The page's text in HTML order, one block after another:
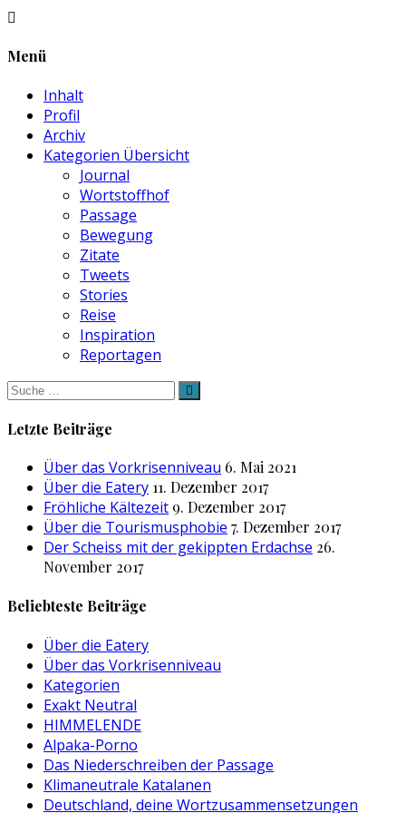
Menü
Inhalt
Profil
Archiv
Kategorien Übersicht
Journal
Wortstoffhof
Passage
Bewegung
Zitate
Tweets
Stories
Reise
Inspiration
Reportagen
Suche
nach:
Letzte Beiträge
Über das Vorkrisenniveau 6. Mai 2021
Über die Eatery 11. Dezember 2017
Fröhliche Kältezeit 9. Dezember 2017
Über die Tourismusphobie 7. Dezember 2017
Der Scheiss mit der gekippten Erdachse 26.
November 2017
Beliebteste Beiträge
Über die Eatery
Über das Vorkrisenniveau
Kategorien
Exakt Neutral
HIMMELENDE
Alpaka-Porno
Das Niederschreiben der Passage
Klimaneutrale Katalanen
Deutschland, deine Wortzusammensetzungen